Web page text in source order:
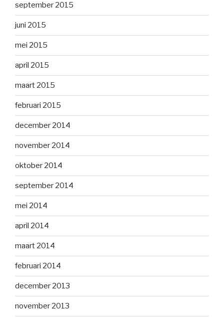
september 2015
juni 2015
mei 2015
april 2015
maart 2015
februari 2015
december 2014
november 2014
oktober 2014
september 2014
mei 2014
april 2014
maart 2014
februari 2014
december 2013
november 2013